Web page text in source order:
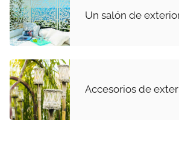
Un salón de
Accesorios de